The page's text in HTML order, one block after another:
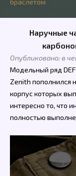
Наручные
Опубликовано: в
Модельный ряд
Zenith пополнился
корпус которых
интересно то, что
полностью